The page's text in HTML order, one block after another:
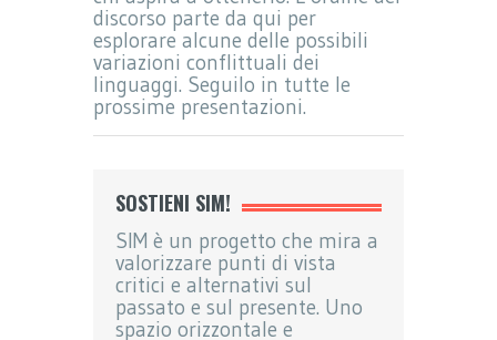
discorso parte da qui per
esplorare alcune delle possibili
variazioni conflittuali dei
linguaggi. Seguilo in tutte le
prossime presentazioni.
SOSTIENI SIM!
SIM è un progetto che mira a
valorizzare punti di vista
critici e alternativi sul
passato e sul presente. Uno
spazio orizzontale e